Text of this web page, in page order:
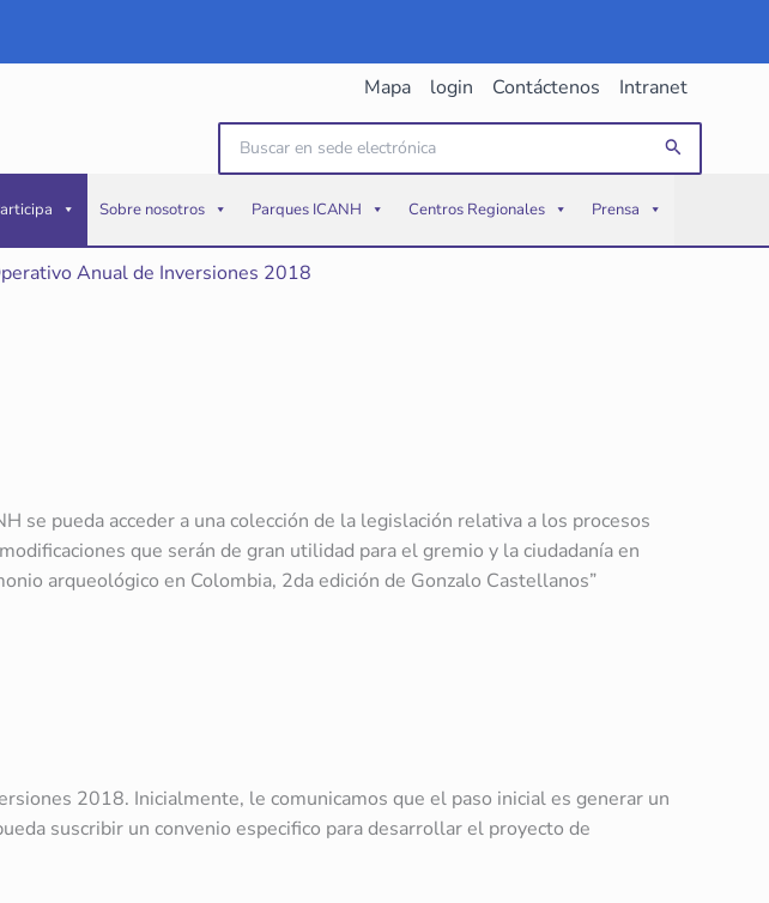
Mapa login Contáctenos Intranet
por:
Buscar
Sobre nosotros Parques ICANH Centros Regionales Prensa
Anual de Inversiones 2018
se pueda acceder a una colección de la legislación relativa a los procesos
que serán de gran utilidad para el gremio y la ciudadanía en
arqueológico en Colombia, 2da edición de Gonzalo Castellanos”
2018. Inicialmente, le comunicamos que el paso inicial es generar un
suscribir un convenio especifico para desarrollar el proyecto de